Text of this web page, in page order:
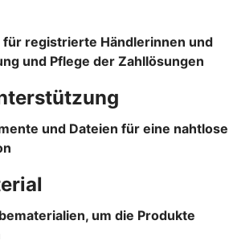
registrierte Händlerinnen und
und Pflege der Zahllösungen
und Dateien für eine nahtlose
um die Produkte